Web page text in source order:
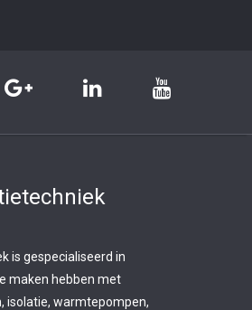
is gespecialiseerd in
maken hebben met
isolatie, warmtepompen,